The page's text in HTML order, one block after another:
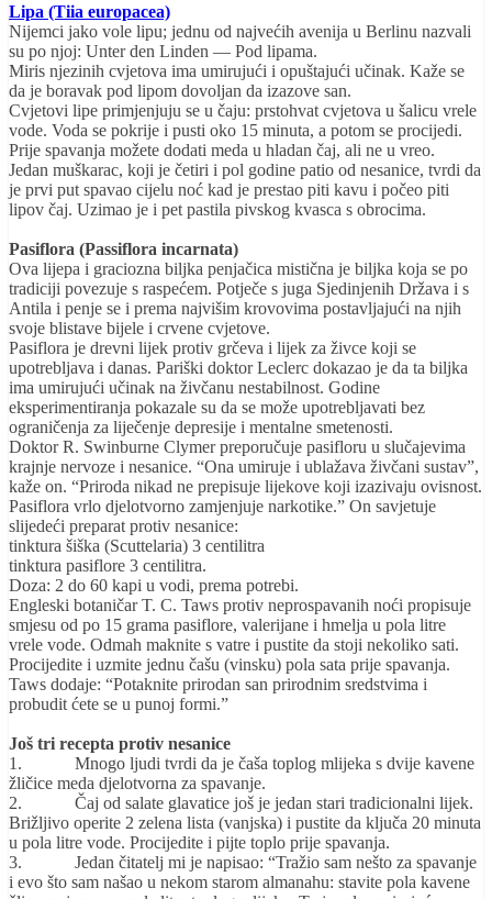
Lipa (Tiia europacea)
Nijemci jako vole lipu; jednu od najvećih avenija u Berlinu nazvali
su po njoj: Unter den Linden — Pod lipama.
Miris njezinih cvjetova ima umirujući i opuštajući učinak. Kaže se
da je boravak pod lipom dovoljan da izazove san.
Cvjetovi lipe primjenjuju se u čaju: prstohvat cvjetova u šalicu vrele
vode. Voda se pokrije i pusti oko 15 minuta, a potom se procijedi.
Prije spavanja možete dodati meda u hladan čaj, ali ne u vreo.
Jedan muškarac, koji je četiri i pol godine patio od nesanice, tvrdi da
je prvi put spavao cijelu noć kad je prestao piti kavu i počeo piti
lipov čaj. Uzimao je i pet pastila pivskog kvasca s obrocima.
Pasiflora (Passiflora incarnata)
Ova lijepa i graciozna biljka penjačica mistična je biljka koja se po
tradiciji povezuje s raspećem. Potječe s juga Sjedinjenih Država i s
Antila i penje se i prema najvišim krovovima postavljajući na njih
svoje blistave bijele i crvene cvjetove.
Pasiflora je drevni lijek protiv grčeva i lijek za živce koji se
upotrebljava i danas. Pariški doktor Leclerc dokazao je da ta biljka
ima umirujući učinak na živčanu nestabilnost. Godine
eksperimentiranja pokazale su da se može upotrebljavati bez
ograničenja za liječenje depresije i mentalne smetenosti.
Doktor R. Swinburne Clymer preporučuje pasifloru u slučajevima
krajnje nervoze i nesanice. “Ona umiruje i ublažava živčani sustav”,
kaže on. “Priroda nikad ne prepisuje lijekove koji izazivaju ovisnost.
Pasiflora vrlo djelotvorno zamjenjuje narkotike.” On savjetuje
slijedeći preparat protiv nesanice:
tinktura šiška (Scuttelaria) 3 centilitra
tinktura pasiflore 3 centilitra.
Doza: 2 do 60 kapi u vodi, prema potrebi.
Engleski botaničar T. C. Taws protiv neprospavanih noći propisuje
smjesu od po 15 grama pasiflore, valerijane i hmelja u pola litre
vrele vode. Odmah maknite s vatre i pustite da stoji nekoliko sati.
Procijedite i uzmite jednu čašu (vinsku) pola sata prije spavanja.
Taws dodaje: “Potaknite prirodan san prirodnim sredstvima i
probudit ćete se u punoj formi.”
Još tri recepta protiv nesanice
1. Mnogo ljudi tvrdi da je čaša toplog mlijeka s dvije kavene
žličice meda djelotvorna za spavanje.
2. Čaj od salate glavatice još je jedan stari tradicionalni lijek.
Brižljivo operite 2 zelena lista (vanjska) i pustite da ključa 20 minuta
u pola litre vode. Procijedite i pijte toplo prije spavanja.
3. Jedan čitatelj mi je napisao: “Tražio sam nešto za spavanje
i evo što sam našao u nekom starom almanahu: stavite pola kavene